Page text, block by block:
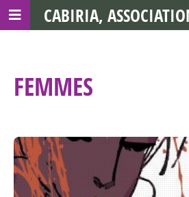
FEMMES
CABIRIA,